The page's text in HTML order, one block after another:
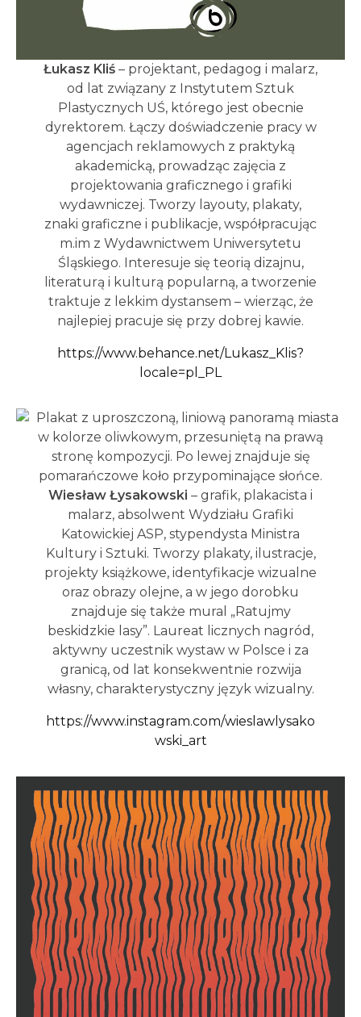
Łukasz Kliś – projektant, pedagog i malarz,
od lat związany z Instytutem Sztuk
Plastycznych UŚ, którego jest obecnie
dyrektorem. Łączy doświadczenie pracy w
agencjach reklamowych z praktyką
akademicką, prowadząc zajęcia z
projektowania graficznego i grafiki
wydawniczej. Tworzy layouty, plakaty,
znaki graficzne i publikacje, współpracując
m.im z Wydawnictwem Uniwersytetu
Śląskiego. Interesuje się teorią dizajnu,
literaturą i kulturą popularną, a tworzenie
traktuje z lekkim dystansem – wierząc, że
najlepiej pracuje się przy dobrej kawie.
https://www.behance.net/Lukasz_Klis?
locale=pl_PL
Wiesław Łysakowski – grafik, plakacista i
malarz, absolwent Wydziału Grafiki
Katowickiej ASP, stypendysta Ministra
Kultury i Sztuki. Tworzy plakaty, ilustracje,
projekty książkowe, identyfikacje wizualne
oraz obrazy olejne, a w jego dorobku
znajduje się także mural „Ratujmy
beskidzkie lasy”. Laureat licznych nagród,
aktywny uczestnik wystaw w Polsce i za
granicą, od lat konsekwentnie rozwija
własny, charakterystyczny język wizualny.
https://www.instagram.com/wieslawlysako
wski_art